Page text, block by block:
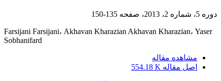
دوره 5، شماره 2، 2013، صفحه 135-150
Farsijani Farsijani، Akhavan Kharazian Akhavan Kharazian، Yaser
Sobhanifard
مشاهده مقاله
اصل مقاله 554.18 K